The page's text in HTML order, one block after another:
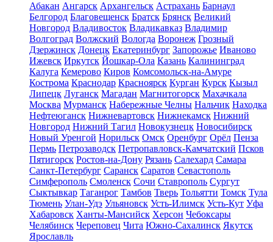
Абакан Ангарск Архангельск Астрахань Барнаул
Белгород Благовещенск Братск Брянск Великий
Новгород Владивосток Владикавказ Владимир
Волгоград Волжский Вологда Воронеж Грозный
Дзержинск Донецк Екатеринбург Запорожье Иваново
Ижевск Иркутск Йошкар-Ола Казань Калининград
Калуга Кемерово Киров Комсомольск-на-Амуре
Кострома Краснодар Красноярск Курган Курск Кызыл
Липецк Луганск Магадан Магнитогорск Махачкала
Москва Мурманск Набережные Челны Нальчик Находка
Нефтеюганск Нижневартовск Нижнекамск Нижний
Новгород Нижний Тагил Новокузнецк Новосибирск
Новый Уренгой Норильск Омск Оренбург Орёл Пенза
Пермь Петрозаводск Петропавловск-Камчатский Псков
Пятигорск Ростов-на-Дону Рязань Салехард Самара
Санкт-Петербург Саранск Саратов Севастополь
Симферополь Смоленск Сочи Ставрополь Сургут
Сыктывкар Таганрог Тамбов Тверь Тольятти Томск Тула
Тюмень Улан-Удэ Ульяновск Усть-Илимск Усть-Кут Уфа
Хабаровск Ханты-Мансийск Херсон Чебоксары
Челябинск Череповец Чита Южно-Сахалинск Якутск
Ярославль